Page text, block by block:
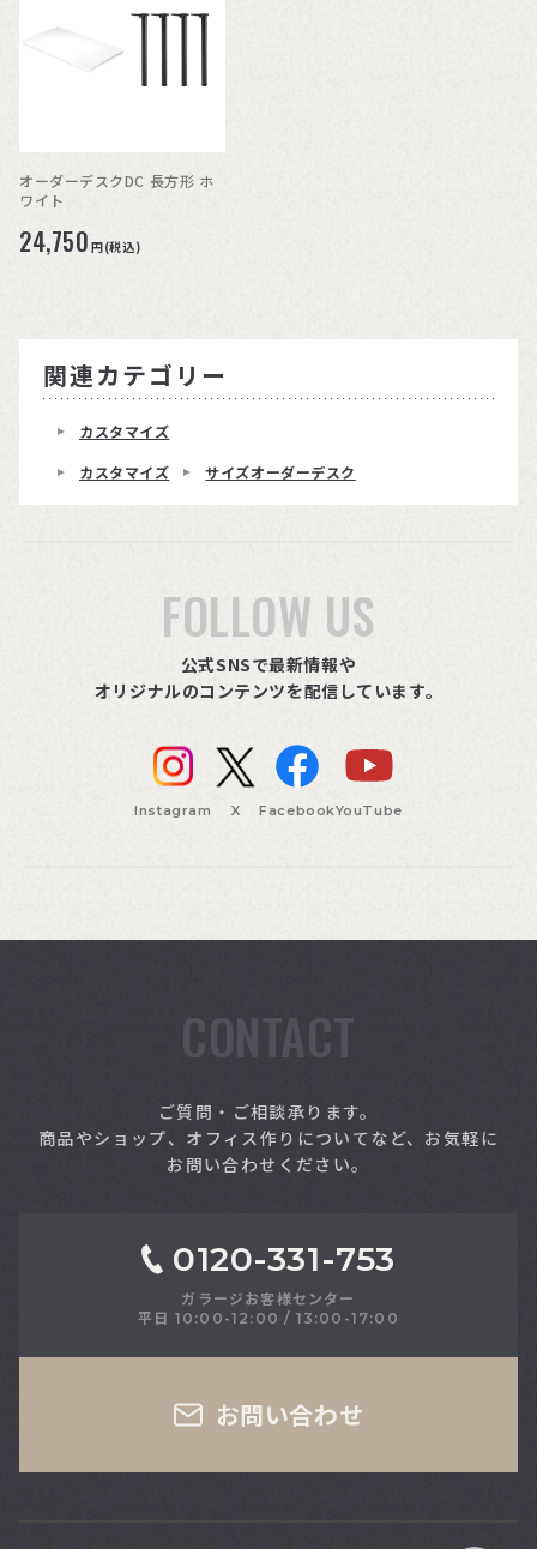
オーダーデスクDC 長方形 ホ
ワイト
24,750 円(税込)
関連カテゴリー
カスタマイズ
カスタマイズ
サイズオーダーデスク
FOLLOW US
公式SNSで最新情報や
オリジナルのコンテンツを配信しています。
Instagram X FacebookYouTube
CONTACT
ご質問・ご相談承ります。
商品やショップ、オフィス作りについてなど、お気軽に
お問い合わせください。
0120-331-753
ガラージお客様センター
平日 10:00-12:00 / 13:00-17:00
お問い合わせ